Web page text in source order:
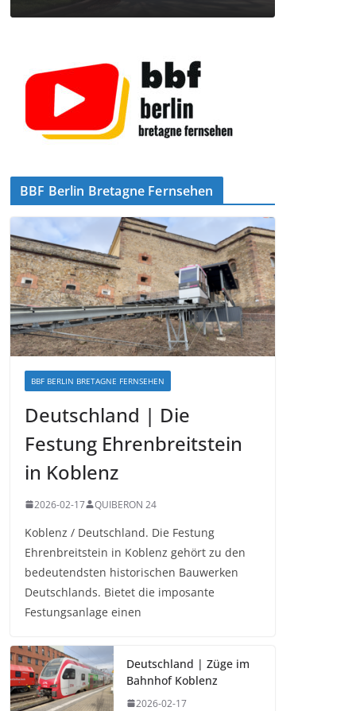
BBF Berlin Bretagne Fernsehen
BBF BERLIN BRETAGNE FERNSEHEN
Deutschland | Die
Festung Ehrenbreitstein
in Koblenz
2026-02-17 QUIBERON 24
Koblenz / Deutschland. Die Festung
Ehrenbreitstein in Koblenz gehört zu den
bedeutendsten historischen Bauwerken
Deutschlands. Bietet die imposante
Festungsanlage einen
Deutschland | Züge im
Bahnhof Koblenz
2026-02-17